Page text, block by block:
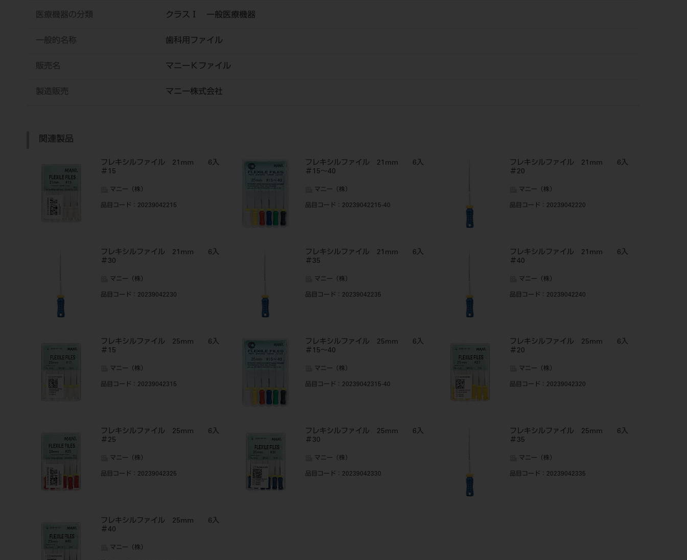
医療機器の分類 クラスⅠ 一般医療機器
一般的名称 歯科用ファイル
販売名 マニーＫファイル
製造販売 マニー株式会社
関連製品
フレキシルファイル 21mm 6入
＃15
マニー（株）
品目コード ：20239042215
フレキシルファイル 21mm 6入
＃15～40
マニー（株）
品目コード ：20239042215-40
フレキシルファイル 21mm 6入
＃20
マニー（株）
品目コード ：20239042220
フレキシルファイル 21mm 6入
＃30
マニー（株）
品目コード ：20239042230
フレキシルファイル 21mm 6入
＃35
マニー（株）
品目コード ：20239042235
フレキシルファイル 21mm 6入
＃40
マニー（株）
品目コード ：20239042240
フレキシルファイル 25mm 6入
＃15
マニー（株）
品目コード ：20239042315
フレキシルファイル 25mm 6入
＃15～40
マニー（株）
品目コード ：20239042315-40
フレキシルファイル 25mm 6入
＃20
マニー（株）
品目コード ：20239042320
フレキシルファイル 25mm 6入
＃25
マニー（株）
品目コード ：20239042325
フレキシルファイル 25mm 6入
＃30
マニー（株）
品目コード ：20239042330
フレキシルファイル 25mm 6入
＃35
マニー（株）
品目コード ：20239042335
フレキシルファイル 25mm 6入
＃40
マニー（株）